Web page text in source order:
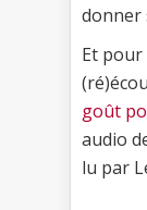
donner
Et pour
goût
audio
lu par